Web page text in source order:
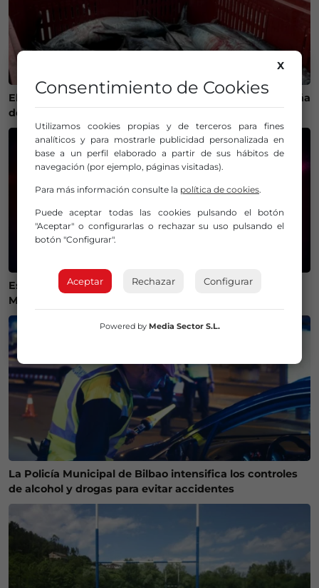
El calor cambia la ruta del bonito y complica la campaña
de pesca en Euskadi
Estos son los mejores lugares de Bizkaia y Las
Merindades para ver el eclipse del 12 de agosto
La Policía Municipal de Bilbao intensifica los controles
de alcohol y drogas para evitar accidentes
X
Consentimiento de Cookies
Utilizamos cookies propias y de terceros para fines
analíticos y para mostrarle publicidad personalizada en
base a un perfil elaborado a partir de sus hábitos de
navegación (por ejemplo, páginas visitadas).
Para más información consulte la política de cookies.
Puede aceptar todas las cookies pulsando el botón
"Aceptar" o configurarlas o rechazar su uso pulsando el
botón "Configurar".
Aceptar Rechazar Configurar
Powered by Media Sector S.L.